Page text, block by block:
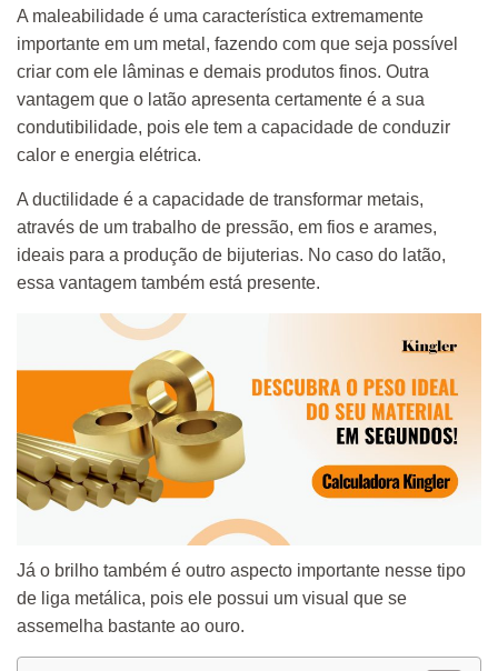
A maleabilidade é uma característica extremamente
importante em um metal, fazendo com que seja possível
criar com ele lâminas e demais produtos finos. Outra
vantagem que o latão apresenta certamente é a sua
condutibilidade, pois ele tem a capacidade de conduzir
calor e energia elétrica.
A ductilidade é a capacidade de transformar metais,
através de um trabalho de pressão, em fios e arames,
ideais para a produção de bijuterias. No caso do latão,
essa vantagem também está presente.
Já o brilho também é outro aspecto importante nesse tipo
de liga metálica, pois ele possui um visual que se
assemelha bastante ao ouro.